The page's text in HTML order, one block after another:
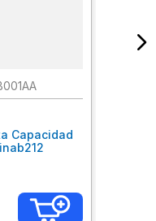
Capacidad